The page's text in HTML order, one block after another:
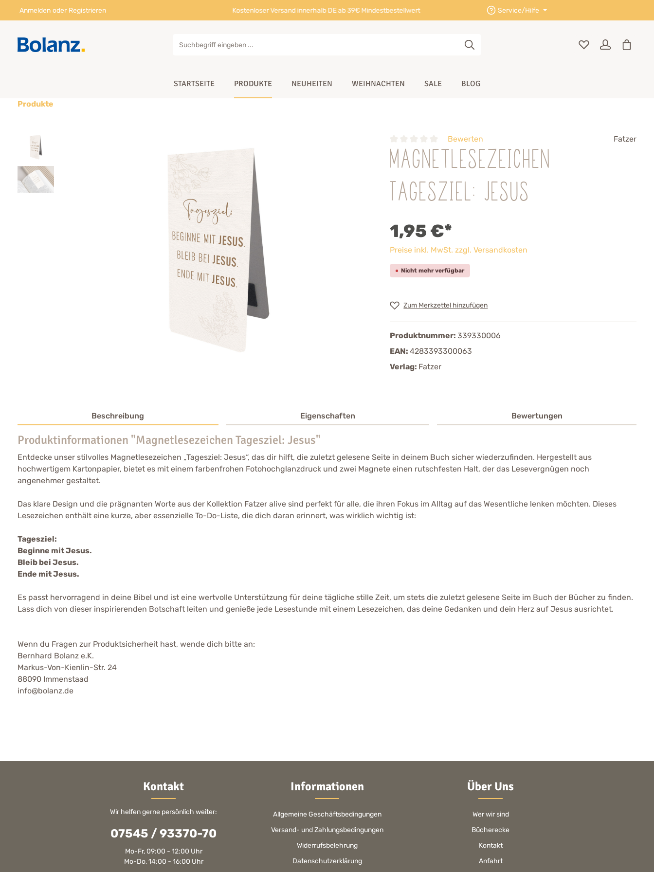
Anmelden oder Registrieren Kostenloser Versand innerhalb DE ab 39€ Mindestbestellwert Service/Hilfe
STARTSEITE PRODUKTE NEUHEITEN WEIHNACHTEN SALE BLOG
Produkte
Bewerten Fatzer
Magnetlesezeichen
Tagesziel: Jesus
1,95 €*
Preise inkl. MwSt. zzgl. Versandkosten
Nicht mehr verfügbar
Zum Merkzettel hinzufügen
Produktnummer:339330006
EAN:4283393300063
Verlag: Fatzer
Beschreibung Eigenschaften Bewertungen
Produktinformationen "Magnetlesezeichen Tagesziel: Jesus"
Entdecke unser stilvolles Magnetlesezeichen „Tagesziel: Jesus“, das dir hilft, die zuletzt gelesene Seite in deinem Buch sicher wiederzufinden. Hergestellt aus
hochwertigem Kartonpapier, bietet es mit einem farbenfrohen Fotohochglanzdruck und zwei Magnete einen rutschfesten Halt, der das Lesevergnügen noch
angenehmer gestaltet.
Das klare Design und die prägnanten Worte aus der Kollektion Fatzer alive sind perfekt für alle, die ihren Fokus im Alltag auf das Wesentliche lenken möchten. Dieses
Lesezeichen enthält eine kurze, aber essenzielle To-Do-Liste, die dich daran erinnert, was wirklich wichtig ist:
Tagesziel:
Beginne mit Jesus.
Bleib bei Jesus.
Ende mit Jesus.
Es passt hervorragend in deine Bibel und ist eine wertvolle Unterstützung für deine tägliche stille Zeit, um stets die zuletzt gelesene Seite im Buch der Bücher zu finden.
Lass dich von dieser inspirierenden Botschaft leiten und genieße jede Lesestunde mit einem Lesezeichen, das deine Gedanken und dein Herz auf Jesus ausrichtet.
Wenn du Fragen zur Produktsicherheit hast, wende dich bitte an:
Bernhard Bolanz e.K.
Markus-Von-Kienlin-Str. 24
88090 Immenstaad
info@bolanz.de
Kontakt
Wir helfen gerne persönlich weiter:
07545 / 93370-70
Mo-Fr, 09:00 - 12:00 Uhr
Mo-Do, 14:00 - 16:00 Uhr
Informationen
Allgemeine Geschäftsbedingungen
Versand- und Zahlungsbedingungen
Widerrufsbelehrung
Datenschutzerklärung
Über Uns
Wer wir sind
Bücherecke
Kontakt
Anfahrt